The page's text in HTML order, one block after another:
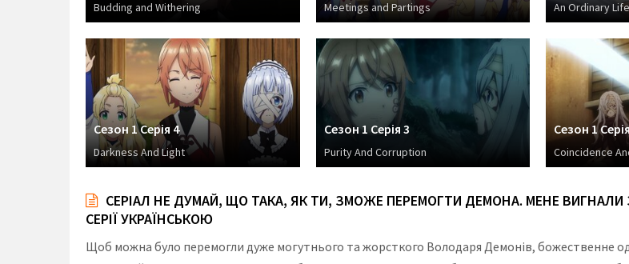
Budding and Withering Meetings and Partings An Ordinary Life
Сезон 1 Серія 4
Darkness And Light
Сезон 1 Серія 3
Purity And Corruption
Сезон 1
Coincidence
СЕРІАЛ НЕ ДУМАЙ, ЩО ТАКА, ЯК ТИ, ЗМОЖЕ ПЕРЕМОГТИ ДЕМОНА. МЕНЕ
СЕРІЇ УКРАЇНСЬКОЮ
Щоб можна було перемогли дуже могутнього та жорсткого Володаря Демонів, божественне